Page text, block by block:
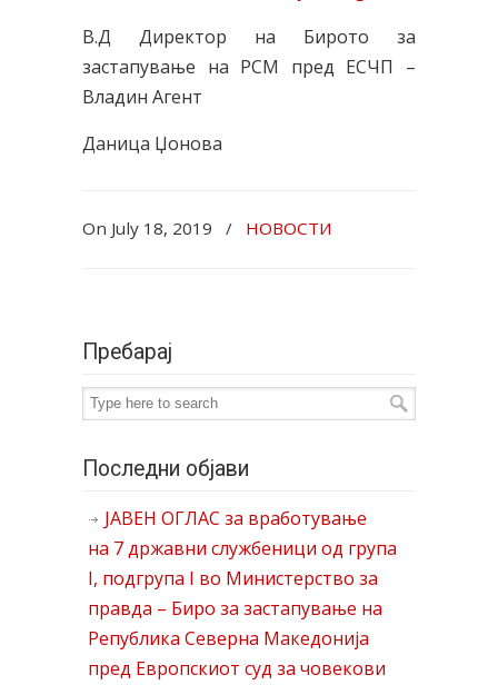
В.Д Директор на Бирото за
застапување нa РСМ пред ЕСЧП –
Владин Агент
Даница Џонова
On July 18, 2019 / НОВОСТИ
Пребарај
Последни објави
ЈАВЕН ОГЛАС за вработување
на 7 државни службеници од група
I, подгрупа I во Министерство за
правда – Биро за застапување на
Република Северна Македонија
пред Европскиот суд за човекови